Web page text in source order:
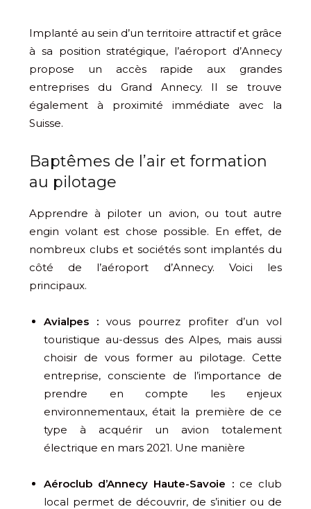
Implanté au sein d’un territoire attractif et grâce
à sa position stratégique, l’aéroport d’Annecy
propose un accès rapide aux grandes
entreprises du Grand Annecy. Il se trouve
également à proximité immédiate avec la
Suisse.
Baptêmes de l’air et formation
au pilotage
Apprendre à piloter un avion, ou tout autre
engin volant est chose possible. En effet, de
nombreux clubs et sociétés sont implantés du
côté de l’aéroport d’Annecy. Voici les
principaux.
Avialpes : vous pourrez profiter d’un vol
touristique au-dessus des Alpes, mais aussi
choisir de vous former au pilotage. Cette
entreprise, consciente de l’importance de
prendre en compte les enjeux
environnementaux, était la première de ce
type à acquérir un avion totalement
électrique en mars 2021. Une manière
Aéroclub d’Annecy Haute-Savoie : ce club
local permet de découvrir, de s’initier ou de